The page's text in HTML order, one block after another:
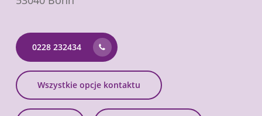
0228 232434
Wszystkie opcje kontaktu